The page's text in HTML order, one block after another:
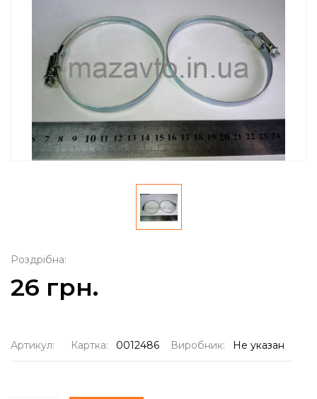
Роздрібна:
26 грн.
Артикул: Картка: 0012486 Виробник: Не указан